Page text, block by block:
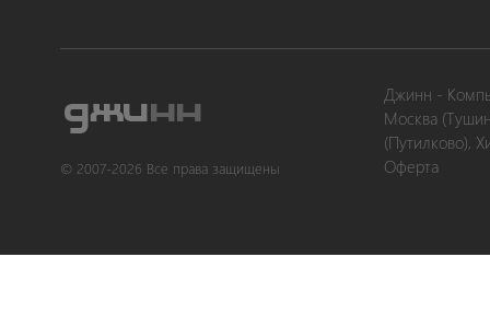
© 2007-2026 Все права защищены
Джинн -
Москва
(Путилково),
Оферта